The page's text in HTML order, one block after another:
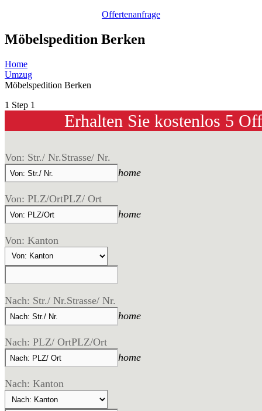
Offertenanfrage
Möbelspedition Berken
Home
Umzug
Möbelspedition Berken
1 Step 1
Erhalten Sie kostenlos 5
Von: Str./ Nr.Strasse/ Nr.
home
Von: PLZ/OrtPLZ/ Ort
home
Von: Kanton
Nach: Str./ Nr.Strasse/ Nr.
home
Nach: PLZ/ OrtPLZ/Ort
home
Nach: Kanton